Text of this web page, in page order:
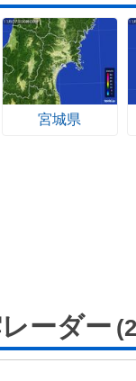
宮城県
ーダー